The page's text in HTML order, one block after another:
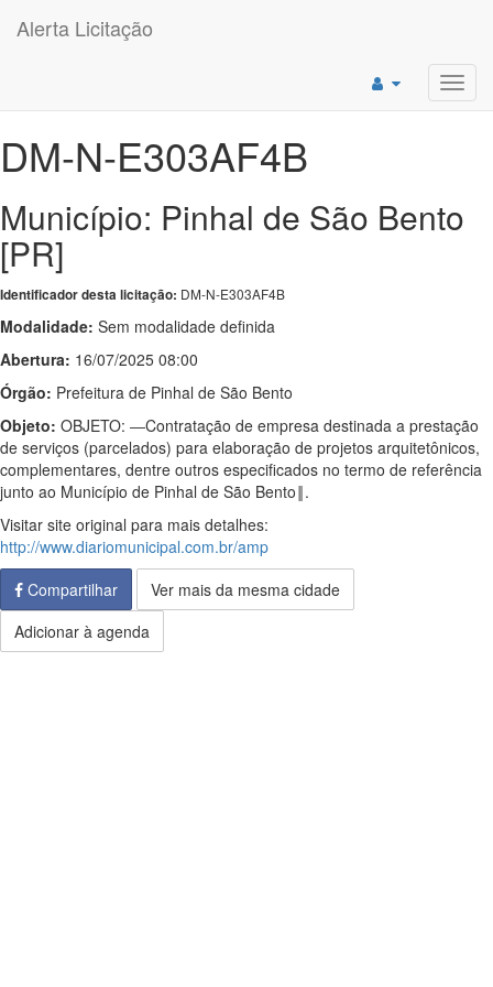
Alerta Licitação
DM-N-E303AF4B
Município: Pinhal de São Bento
[PR]
Identificador desta licitação: DM-N-E303AF4B
Modalidade: Sem modalidade definida
Abertura: 16/07/2025 08:00
Órgão: Prefeitura de Pinhal de São Bento
Objeto: OBJETO: ―Contratação de empresa destinada a prestação
de serviços (parcelados) para elaboração de projetos arquitetônicos,
complementares, dentre outros especificados no termo de referência
junto ao Município de Pinhal de São Bento‖.
Visitar site original para mais detalhes:
http://www.diariomunicipal.com.br/amp
Compartilhar
Ver mais da mesma cidade
Adicionar à agenda